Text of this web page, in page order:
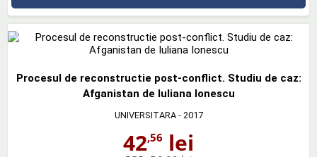
Procesul de reconstructie post-conflict. Studiu de caz:
Afganistan de Iuliana Ionescu
UNIVERSITARA- 2017
42,56 lei